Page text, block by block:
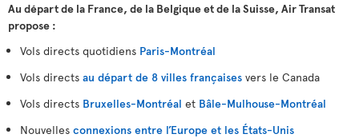
Au départ de la France, de la Belgique et de la Suisse, Air Transat
propose :
Vols directs quotidiens Paris-Montréal
Vols directs au départ de 8 villes françaises vers le Canada
Vols directs Bruxelles-Montréal et Bâle-Mulhouse-Montréal
Nouvelles connexions entre l’Europe et les États-Unis